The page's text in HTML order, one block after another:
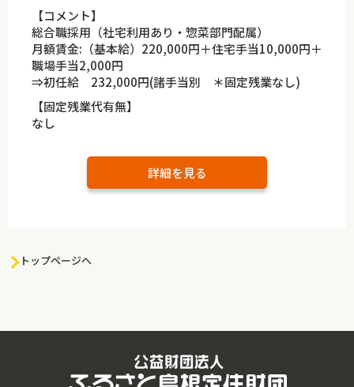
【コメント】
総合職採用（社宅利用あり・惣菜部門配属）
月額賃金:（基本給）220,000円＋住宅手当10,000円＋
職場手当2,000円
⇒初任給 232,000円(諸手当別 ＊固定残業なし)
【固定残業代有無】
なし
詳細を見る
トップページへ